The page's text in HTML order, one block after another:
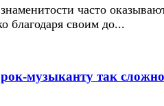
часто
благодаря своим до...
музыканту так сложно